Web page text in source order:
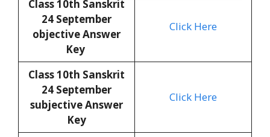
Class 10th Sanskrit
24 September
objective Answer
Key
Click Here
Class 10th Sanskrit
24 September
subjective Answer
Key
Click Here